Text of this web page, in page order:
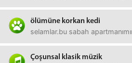
ölümüne korkan kedi
selamlar.bu sabah
Çoşunsal klasik müzik